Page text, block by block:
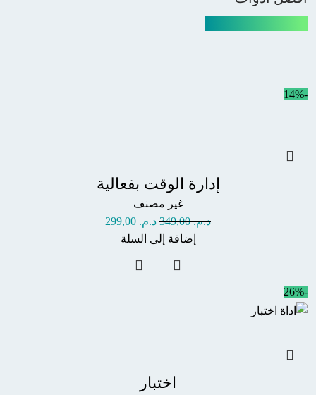
-14%
إدارة الوقت بفعالية
غير مصنف
د.م.349,00 د.م.
إضافة إلى السلة
-26%
اختبار